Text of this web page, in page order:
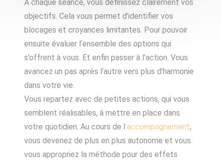
À chaque séance, vous définissez clairement vos
objectifs. Cela vous permet d’identifier vos
blocages et croyances limitantes. Pour pouvoir
ensuite évaluer l’ensemble des options qui
s’offrent à vous. Et enfin passer à l’action. Vous
avancez un pas après l’autre vers plus d’harmonie
dans votre vie.
Vous repartez avec de petites actions, qui vous
semblent réalisables, à mettre en place dans
votre quotidien. Au cours de l ‘accompagnement,
vous devenez de plus en plus autonome et vous
vous appropriez la méthode pour des effets